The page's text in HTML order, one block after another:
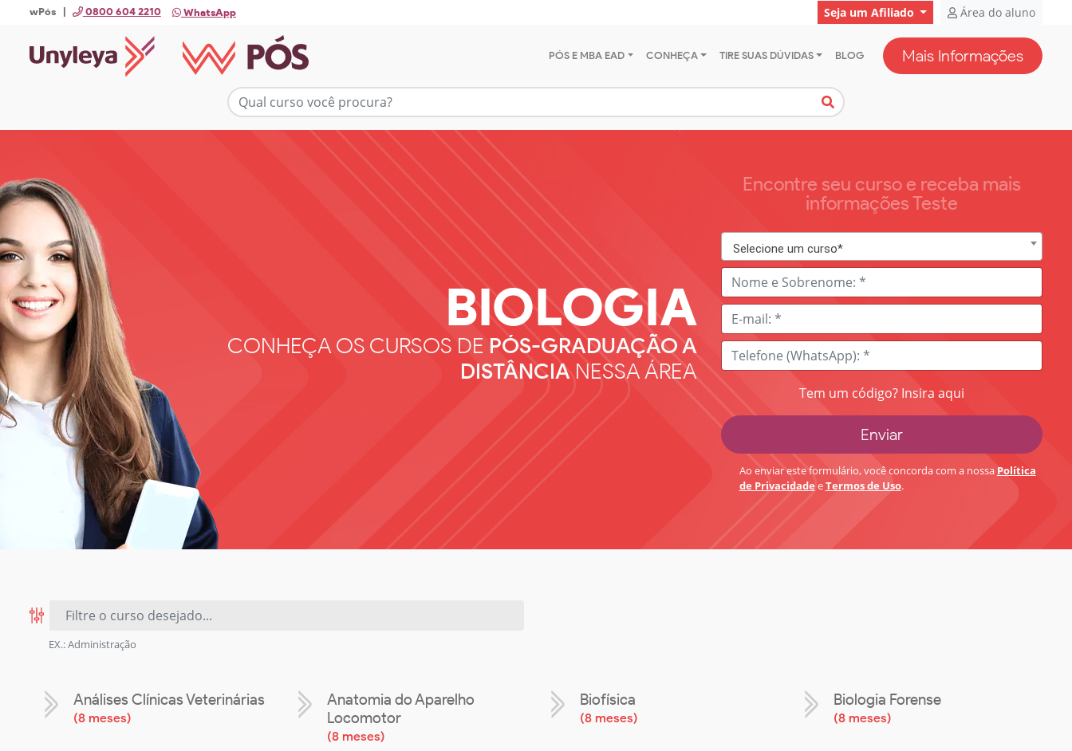
wPós | 0800 604 2210 WhatsApp Seja um Afiliado Área do aluno
PÓS E MBA EAD CONHEÇA TIRE SUAS DÚVIDAS BLOG Mais Informações
BIOLOGIA
CONHEÇA OS CURSOS DE PÓS-GRADUAÇÃO A
DISTÂNCIANESSA ÁREA
Encontre seu curso e receba mais
informações Teste
Selecione um curso*
Tem um código? Insira aqui
Ao enviar este formulário, você concorda com a nossa Política
de Privacidade eTermos de Uso.
EX.: Administração
Análises Clínicas Veterinárias
(8 meses)
Anatomia do Aparelho
Locomotor
(8 meses)
Biofísica
(8 meses)
Biologia Forense
(8 meses)